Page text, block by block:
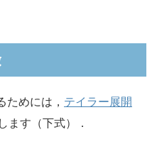
めには， テイラー展開
ます（下式）．